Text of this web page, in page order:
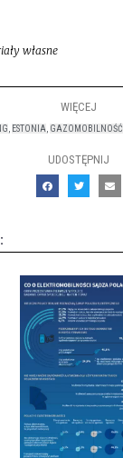
własne
WIĘCEJ
, ESTONIA, GAZOMOBILNOŚĆ
UDOSTĘPNIJ